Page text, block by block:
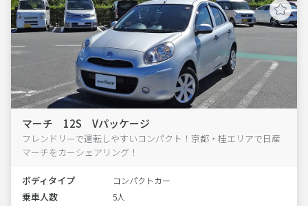
マーチ 12S Vパッケージ
フレンドリーで運転しやすいコンパクト！京都・桂エリアで日産
マーチをカーシェアリング！
ボディタイプ コンパクトカー
乗車人数 5人